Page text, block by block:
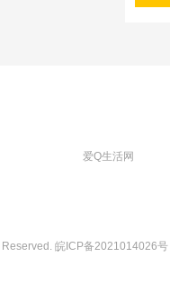
爱Q生活网
皖ICP备2021014026号